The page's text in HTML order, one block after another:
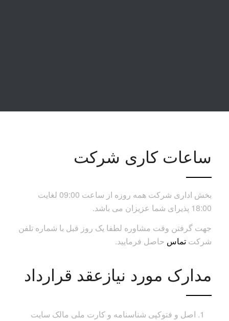
ساعات کاری شرکت
بخش اداری شرکت همه روزه از ساعت 09:00 لغایت
18:00 پذیرای شما عزیزان می باشد.
جهت گرفتن وقت مشاوره لطفا یک روز قبل با شماره تلفن
شرکت تماس حاصل فرمایید.
مدارک مورد نیازعقد قرارداد
اصل و فتوکپی شناسنامه و کارت ملی مالک سایت